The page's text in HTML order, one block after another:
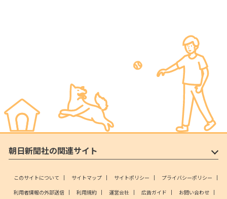
朝日新聞社の関連サイト
このサイトについて サイトマップ サイトポリシー
プライバシーポリシー
利用者情報の外部送信
利用規約 運営会社 広告ガイド お問い合わせ